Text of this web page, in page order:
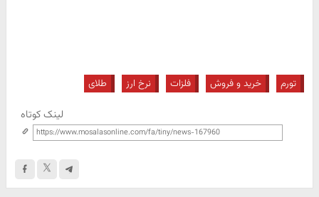
تورم خرید و فروش فلزات نرخ ارز طلای
لینک کوتاه